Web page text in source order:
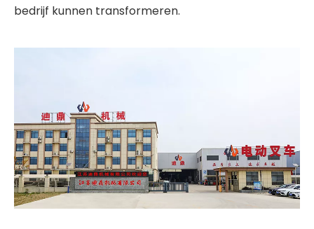
bedrijf kunnen transformeren.